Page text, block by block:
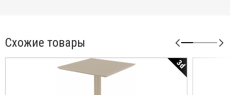
Схожие товары
3d